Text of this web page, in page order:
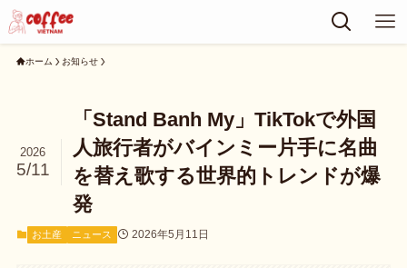
ホーム お知らせ
「Stand Banh My」TikTokで外国
人旅行者がバインミー片手に名曲
を替え歌する世界的トレンドが爆
発
2026
5/11
お土産 ニュース 2026年5月11日